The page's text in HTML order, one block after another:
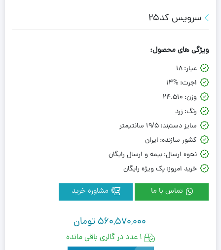
سرویس کد25
ویژگی های محصول:
عیار:18
اجرت: 14%
وزن: 24.510
رنگ: زرد
سایز دستبند:19/5 سانتیمتر
کشور سازنده: ایران
نحوه ارسال:بیمه و ارسال رایگان
خرید امروز:پک ویژه رایگان
تماس با ما
560,570,000 تومان
1 عدد در گالری باقی مانده